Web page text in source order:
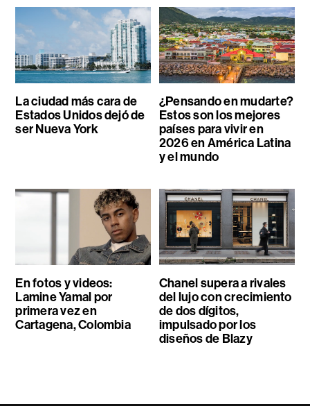
La ciudad más cara de
Estados Unidos dejó de
ser Nueva York
¿Pensando en mudarte?
Estos son los mejores
países para vivir en
2026 en América Latina
y el mundo
En fotos y videos:
Lamine Yamal por
primera vez en
Cartagena, Colombia
Chanel supera a rivales
del lujo con crecimiento
de dos dígitos,
impulsado por los
diseños de Blazy